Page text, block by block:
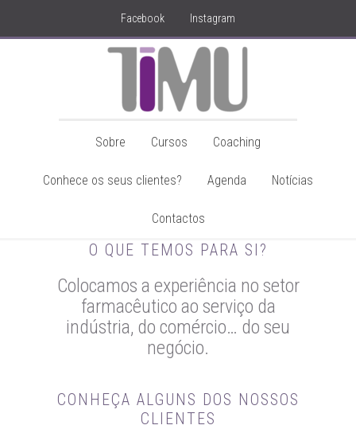
Facebook Instagram
Sobre Cursos Coaching
Conhece os seus clientes? Agenda Notícias
Contactos
O QUE TEMOS PARA SI?
Colocamos a experiência no setor
farmacêutico ao serviço da
indústria, do comércio… do seu
negócio.
CONHEÇA ALGUNS DOS NOSSOS
CLIENTES